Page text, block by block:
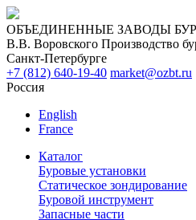
ОБЪЕДИНЕННЫЕ ЗАВОДЫ
В.В. Воровского Производство
Санкт-Петербурге
+7 (812) 640-19-40 market@ozbt.ru
Россия
English
France
Каталог
Буровые установки
Статическое зондирование
Буровой инструмент
Запасные части